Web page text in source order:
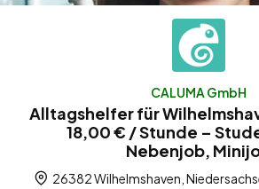
CALUMA GmbH
Alltagshelfer für
18,00 € / Stunde –
Nebenjob,
26382 Wilhelmshaven,